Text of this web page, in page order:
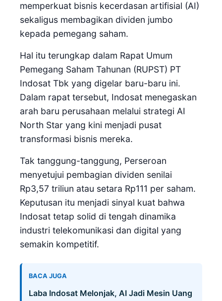
memperkuat bisnis kecerdasan artifisial (AI)
sekaligus membagikan dividen jumbo
kepada pemegang saham.
Hal itu terungkap dalam Rapat Umum
Pemegang Saham Tahunan (RUPST) PT
Indosat Tbk yang digelar baru-baru ini.
Dalam rapat tersebut, Indosat menegaskan
arah baru perusahaan melalui strategi AI
North Star yang kini menjadi pusat
transformasi bisnis mereka.
Tak tanggung-tanggung, Perseroan
menyetujui pembagian dividen senilai
Rp3,57 triliun atau setara Rp111 per saham.
Keputusan itu menjadi sinyal kuat bahwa
Indosat tetap solid di tengah dinamika
industri telekomunikasi dan digital yang
semakin kompetitif.
BACA JUGA
Laba Indosat Melonjak, AI Jadi Mesin Uang